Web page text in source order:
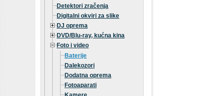
Detektori zračenja
Digitalni okviri za slike
DJ oprema
DVD/Blu-ray, kućna kina
Foto i video
Baterije
Dalekozori
Dodatna oprema
Fotoaparati